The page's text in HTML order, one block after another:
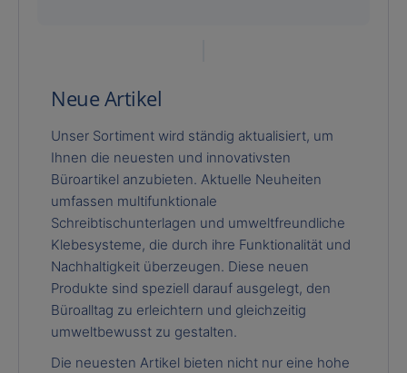
Neue Artikel
Unser Sortiment wird ständig aktualisiert, um
Ihnen die neuesten und innovativsten
Büroartikel anzubieten. Aktuelle Neuheiten
umfassen multifunktionale
Schreibtischunterlagen und umweltfreundliche
Klebesysteme, die durch ihre Funktionalität und
Nachhaltigkeit überzeugen. Diese neuen
Produkte sind speziell darauf ausgelegt, den
Büroalltag zu erleichtern und gleichzeitig
umweltbewusst zu gestalten.
Die neuesten Artikel bieten nicht nur eine hohe